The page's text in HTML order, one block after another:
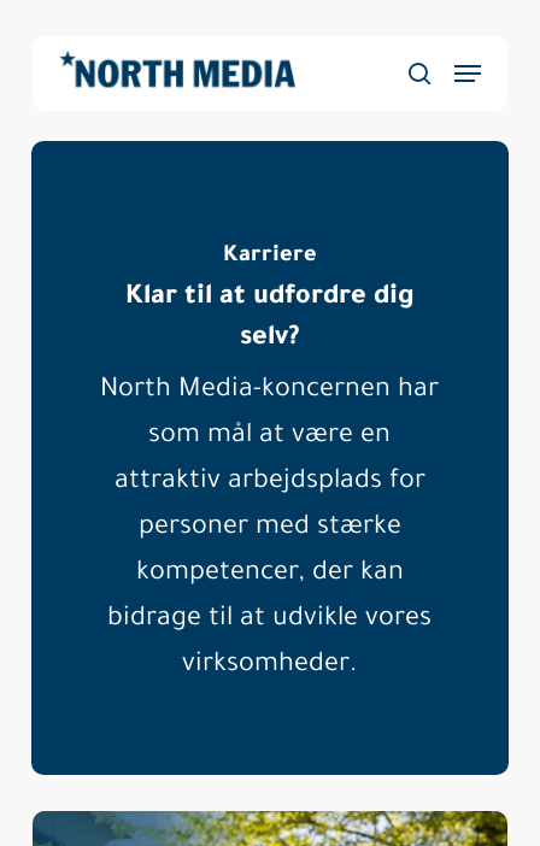
søg
Menu
Karriere
Klar til at udfordre dig
selv?
North Media-koncernen har
som mål at være en
attraktiv arbejdsplads for
personer med stærke
kompetencer, der kan
bidrage til at udvikle vores
virksomheder.
Close